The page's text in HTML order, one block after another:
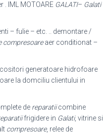
. IML MOTOARE GALATI– Galati
– fulie – etc. .. demontare /
compresoareaer conditionat –
generatoare hidrofoare
la domciliu clientului in
de reparatiicombine
frigidere in Galati, vitrine si
compresoare, relee de